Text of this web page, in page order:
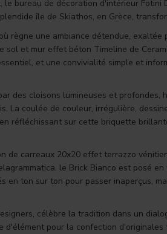
le bureau de décoration d'intérieur
île de Skiathos, en Grèce,
règne une ambiance détendue,
sol et mur effet béton Timeline de
et une convivialité simple et
des cloisons lumineuses et
La coulée de couleur, irrégulière,
réfléchissant sur cette briquette
de carreaux 20x20 effet terrazzo
le Brick Bianco est posé
en ton sur ton pour passer inaperçus,
célèbre la tradition dans un
pour la confection